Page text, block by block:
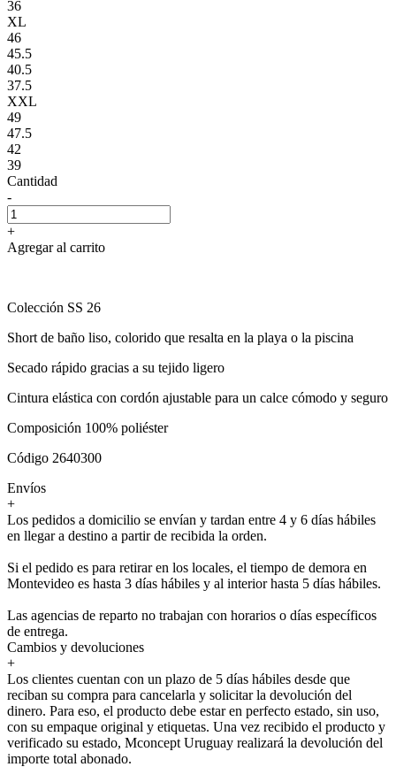
36
XL
46
45.5
40.5
37.5
XXL
49
47.5
42
39
Cantidad
-
+
Agregar al carrito
Colección SS 26
Short de baño liso, colorido que resalta en la playa o la piscina
Secado rápido gracias a su tejido ligero
Cintura elástica con cordón ajustable para un calce cómodo y seguro
Composición 100% poliéster
Código 2640300
Envíos
+
Los pedidos a domicilio se envían y tardan entre 4 y 6 días hábiles
en llegar a destino a partir de recibida la orden.
Si el pedido es para retirar en los locales, el tiempo de demora en
Montevideo es hasta 3 días hábiles y al interior hasta 5 días hábiles.
Las agencias de reparto no trabajan con horarios o días específicos
de entrega.
Cambios y devoluciones
+
Los clientes cuentan con un plazo de 5 días hábiles desde que
reciban su compra para cancelarla y solicitar la devolución del
dinero. Para eso, el producto debe estar en perfecto estado, sin uso,
con su empaque original y etiquetas. Una vez recibido el producto y
verificado su estado, Mconcept Uruguay realizará la devolución del
importe total abonado.